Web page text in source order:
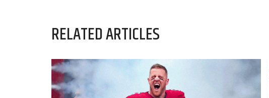
RELATED ARTICLES